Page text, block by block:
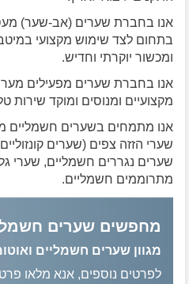
אנו בחברת שערים (אב-שער)
בתחום לצד שימוש מקצועי
ומכשור יוקרתי וחדיש.
אנו בחברת שערים מפעילים מערך
מקצועיים ומנוסים ומוקד שירות טלפוני
אנו מתמחים בשערים חשמליים
שערי הזזה צפים (שערים
שערים נגררים חשמליים, שערי
מתרוממים חשמליים.
מחפשים שערים
מגוון שערים חשמליים
לפרטים נוספים, אנא מלאו